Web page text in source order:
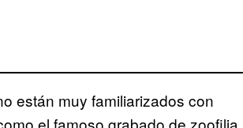
están muy familiarizados con
el famoso grabado de zoofilia